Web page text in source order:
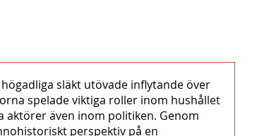
släkt utövade inflytande över
spelade viktiga roller inom hushållet
aktörer även inom politiken. Genom
perspektiv på en